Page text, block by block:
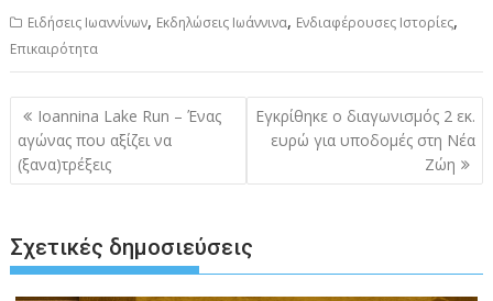
Ειδήσεις Ιωαννίνων, Εκδηλώσεις Ιωάννινα, Ενδιαφέρουσες Ιστορίες,
Επικαιρότητα
Πλοήγηση
άρθρων
Ioannina Lake Run – Ένας
αγώνας που αξίζει να
(ξανα)τρέξεις
Εγκρίθηκε ο διαγωνισμός 2 εκ.
ευρώ για υποδομές στη Νέα
Ζώη
Σχετικές δημοσιεύσεις